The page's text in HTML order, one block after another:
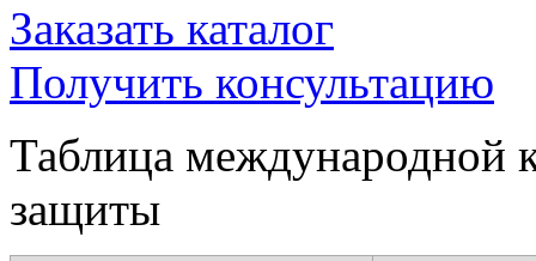
Заказать каталог
Получить консультацию
Таблица международной
защиты